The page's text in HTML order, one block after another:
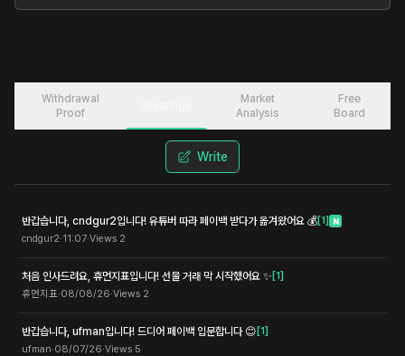
Withdrawal
Proof
Market
Analysis
Free
Board
Write
반갑습니다, cndgur2입니다! 유튜버 따라 페이백 받다가 옮겨왔어요 💰[1] N
cndgur2·11:07·Views 2
처음 인사드려요, 휴먼지표입니다! 선물 거래 막 시작했어요 ✨ [1]
휴먼지표·08/08/26·Views 2
반갑습니다, ufman입니다! 드디어 페이백 입문합니다 😊 [1]
ufman·08/07/26·Views 5